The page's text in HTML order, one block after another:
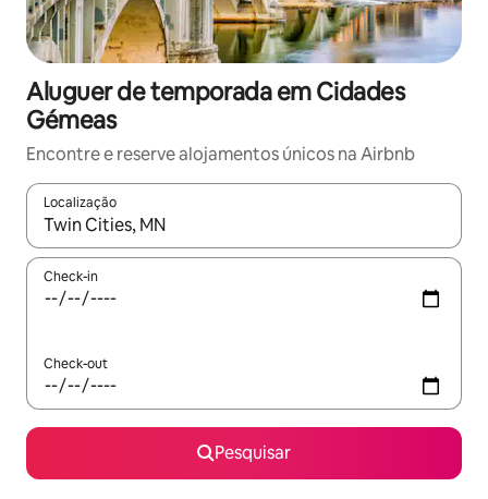
Aluguer de temporada em Cidades
Gémeas
Encontre e reserve alojamentos únicos na Airbnb
Localização
Quando os resultados estiverem disponíveis, navegue com
Check-in
Check-out
Pesquisar